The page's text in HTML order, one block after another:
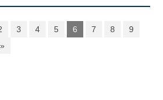
3 4 5 6 7 8
9